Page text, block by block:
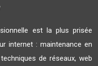
est la plus prisée
internet : maintenance en
de réseaux, web